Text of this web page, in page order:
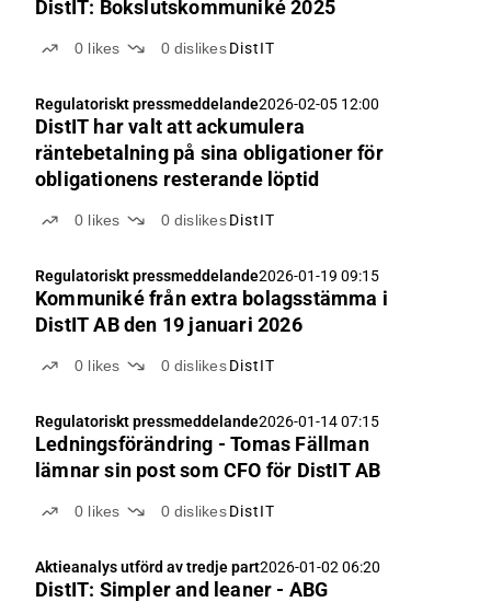
DistIT: Bokslutskommuniké 2025
0 likes 0 dislikes DistIT
Regulatoriskt pressmeddelande2026-02-05 12:00
DistIT har valt att ackumulera
räntebetalning på sina obligationer för
obligationens resterande löptid
0 likes 0 dislikes DistIT
Regulatoriskt pressmeddelande2026-01-19 09:15
Kommuniké från extra bolagsstämma i
DistIT AB den 19 januari 2026
0 likes 0 dislikes DistIT
Regulatoriskt pressmeddelande2026-01-14 07:15
Ledningsförändring - Tomas Fällman
lämnar sin post som CFO för DistIT AB
0 likes 0 dislikes DistIT
Aktieanalys utförd av tredje part2026-01-02 06:20
DistIT: Simpler and leaner - ABG